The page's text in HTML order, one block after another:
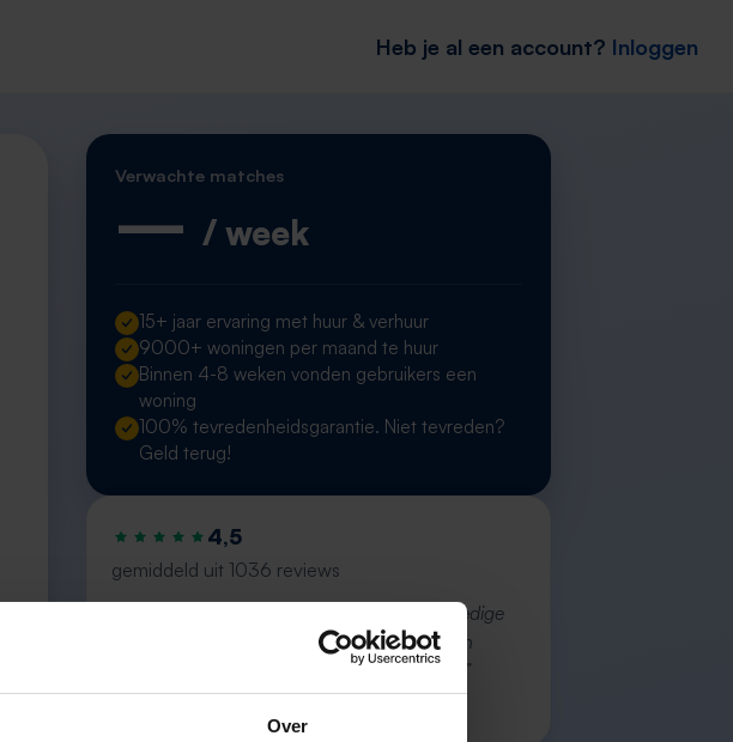
Over
Heb je al een account? Inloggen
Verwachte matches
— / week
15+ jaar ervaring met huur & verhuur
9000+ woningen per maand te huur
Binnen 4-8 weken vonden gebruikers een
woning
100% tevredenheidsgarantie. Niet tevreden?
Geld terug!
4,5
gemiddeld uit 1036 reviews
“`Erg goede service, alleen niet altijd het volledige
aanbod dus ik zoek naast rent.nl ook via een
andere service én ik hou zelf vastgoedbeh…”